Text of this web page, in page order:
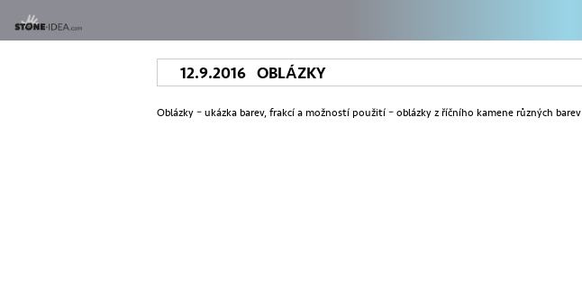
12.9.2016 OBLÁZKY
Oblázky – ukázka barev, frakcí a možností použití – oblázky z říčního kamene různých barev